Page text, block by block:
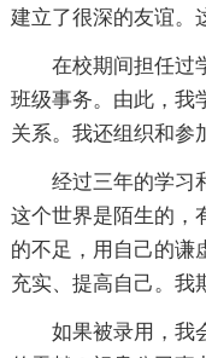
建立了很深的友谊。
在校期间担任过
班级事务。由此，我
关系。我还组织和参
经过三年的学习
这个世界是陌生的，
的不足，用自己的谦
充实、提高自己。我
如果被录用，我